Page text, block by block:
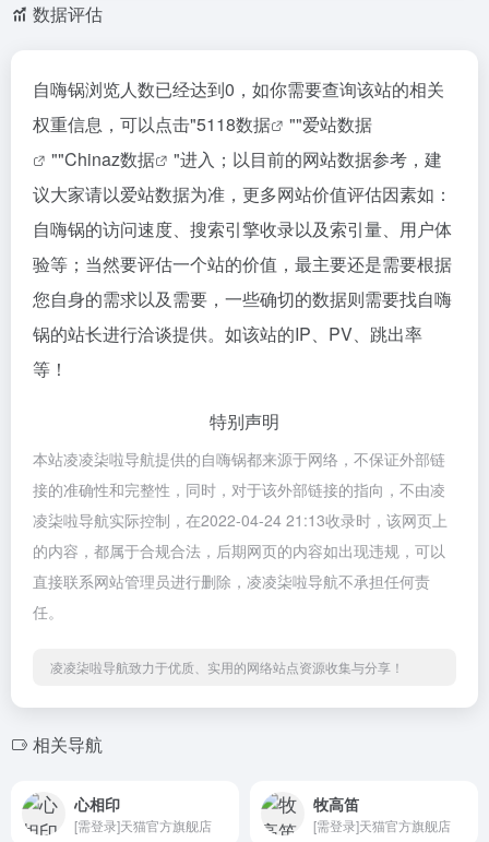
数据评估
自嗨锅浏览人数已经达到0，如你需要查询该站的相关
权重信息，可以点击"5118数据 ""爱站数据
""Chinaz数据
"进入；以目前的网站数据参考，建
议大家请以爱站数据为准，更多网站价值评估因素如：
自嗨锅的访问速度、搜索引擎收录以及索引量、用户体
验等；当然要评估一个站的价值，最主要还是需要根据
您自身的需求以及需要，一些确切的数据则需要找自嗨
锅的站长进行洽谈提供。如该站的IP、PV、跳出率
等！
特别声明
本站凌凌柒啦导航提供的自嗨锅都来源于网络，不保证外部链
接的准确性和完整性，同时，对于该外部链接的指向，不由凌
凌柒啦导航实际控制，在2022-04-24 21:13收录时，该网页上
的内容，都属于合规合法，后期网页的内容如出现违规，可以
直接联系网站管理员进行删除，凌凌柒啦导航不承担任何责
任。
凌凌柒啦导航致力于优质、实用的网络站点资源收集与分享！
相关导航
心相印
[需登录]天猫官方旗舰店
牧高笛
[需登录]天猫官方旗舰店